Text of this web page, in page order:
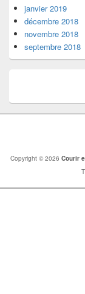
janvier 2019
décembre 2018
novembre 2018
septembre 2018
Copyright © 2026 Courir